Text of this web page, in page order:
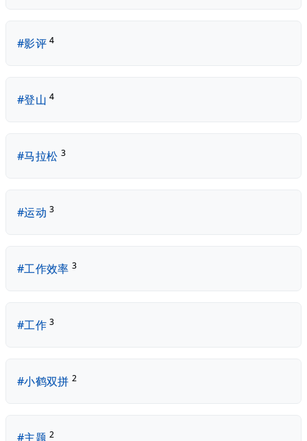
#影评 4
#登山 4
#马拉松 3
#运动 3
#工作效率 3
#工作 3
#小鹤双拼 2
#主题 2